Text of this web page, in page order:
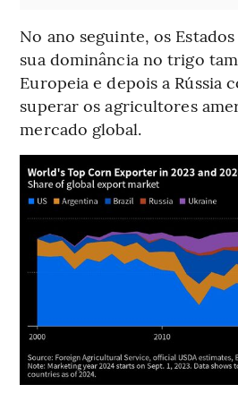
No ano seguinte, os
sua dominância no trigo
Europeia e depois a Rússia
superar os agricultores
mercado global.